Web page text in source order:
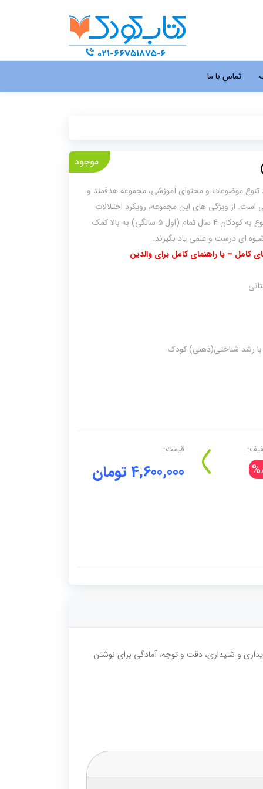
تماس با ما
موجود
تنوع موضوعات و محتوای آموزشی، مجموعه هدفمند و
از ویژگی های این مجموعه، رویکرد اختلالات
یادگیری است که به زبانی ساده و با تمرین هایی متنوع به کودکان 4 سال تمام (اول 5 سالگی) به بالا کمک
ای درست و علمی یاد بگیرند.
قیمت:
4,600,000 تومان
و شنیداری، دقت و توجه، آمادگی برای نوشتن